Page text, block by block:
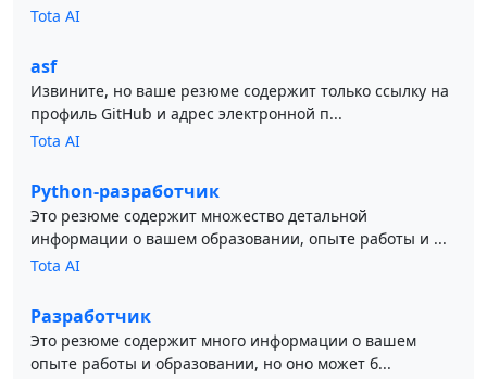
Tota AI
asf
Извините, но ваше резюме содержит только ссылку на
профиль GitHub и адрес электронной п...
Tota AI
Python-разработчик
Это резюме содержит множество детальной
информации о вашем образовании, опыте работы и ...
Tota AI
Разработчик
Это резюме содержит много информации о вашем
опыте работы и образовании, но оно может б...